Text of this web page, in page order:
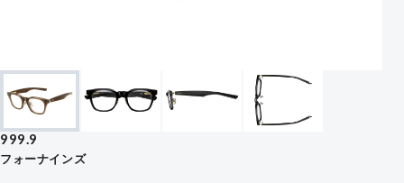
999.9
フォーナインズ